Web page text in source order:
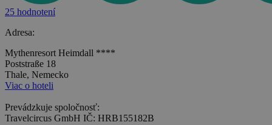
25 hodnotení
Adresa:
Mythenresort Heimdall ****
Poststraße 18
Thale, Nemecko
Viac o hoteli
Prevádzkuje spoločnosť:
Travelcircus GmbH IČ: HRB155182B